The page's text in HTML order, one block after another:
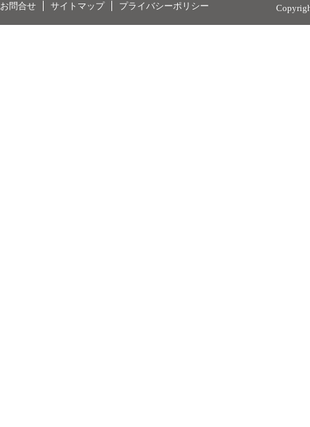
お問合せ サイトマップ プライバシーポリシー